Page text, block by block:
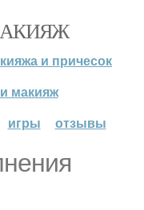
и причесок
макияж
игры отзывы